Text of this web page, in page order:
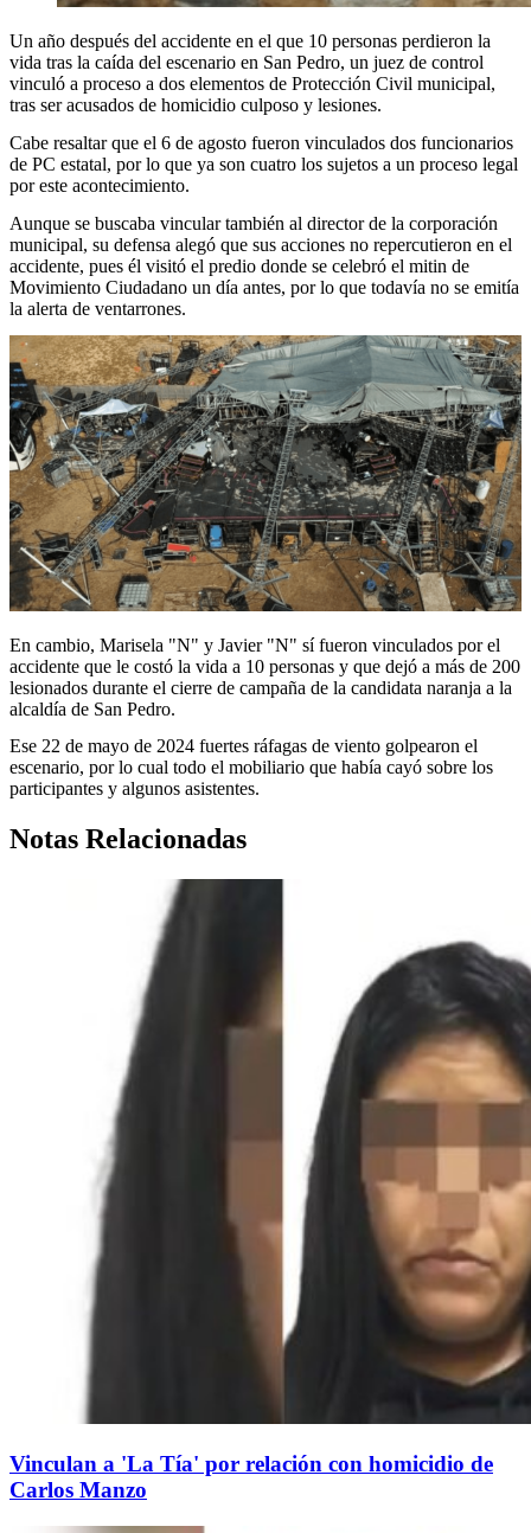
Un año después del accidente en el que 10 personas perdieron la
vida tras la caída del escenario en San Pedro, un juez de control
vinculó a proceso a dos elementos de Protección Civil municipal,
tras ser acusados de homicidio culposo y lesiones.
Cabe resaltar que el 6 de agosto fueron vinculados dos funcionarios
de PC estatal, por lo que ya son cuatro los sujetos a un proceso legal
por este acontecimiento.
Aunque se buscaba vincular también al director de la corporación
municipal, su defensa alegó que sus acciones no repercutieron en el
accidente, pues él visitó el predio donde se celebró el mitin de
Movimiento Ciudadano un día antes, por lo que todavía no se emitía
la alerta de ventarrones.
En cambio, Marisela "N" y Javier "N" sí fueron vinculados por el
accidente que le costó la vida a 10 personas y que dejó a más de 200
lesionados durante el cierre de campaña de la candidata naranja a la
alcaldía de San Pedro.
Ese 22 de mayo de 2024 fuertes ráfagas de viento golpearon el
escenario, por lo cual todo el mobiliario que había cayó sobre los
participantes y algunos asistentes.
Notas Relacionadas
Vinculan a 'La Tía' por relación con homicidio de
Carlos Manzo